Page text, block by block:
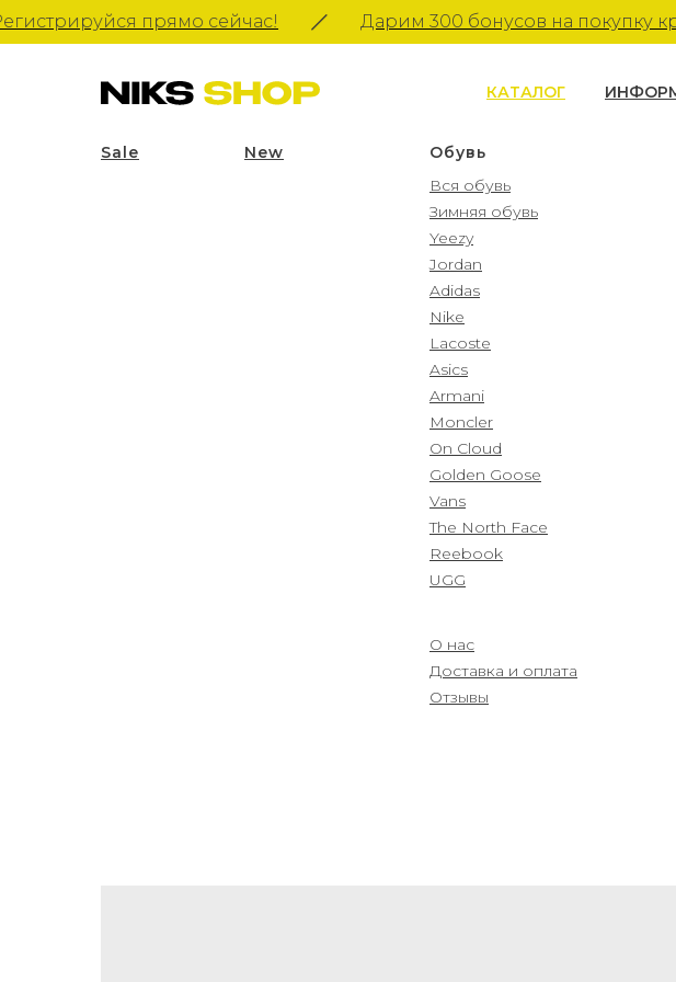
прямо сейчас! Дарим 300 бонусов на покупку
КАТАЛОГ
Sale New
Обувь
Вся обувь
Зимняя обувь
Yeezy
Jordan
Adidas
Nike
Lacoste
Asics
Armani
Moncler
On Cloud
Golden Goose
Vans
The North Face
Reebook
UGG
О нас
Доставка и оплата
Отзывы